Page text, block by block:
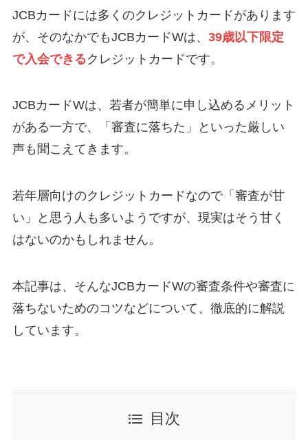
JCBカードには多くのクレジットカードがあります
が、そのなかでもJCBカードWは、 39歳以下限定
で入会できるクレジットカードです。
JCBカードWは、若者が簡単に申し込めるメリット
がある一方で、「審査に落ちた」といった厳しい
声も聞こえてきます。
若年層向けのクレジットカードなので「審査が甘
い」と思う人も多いようですが、現実はそう甘く
はないのかもしれません。
本記事は、そんなJCBカードWの審査条件や審査に
落ちないためのコツなどについて、徹底的に解説
しています。
目次